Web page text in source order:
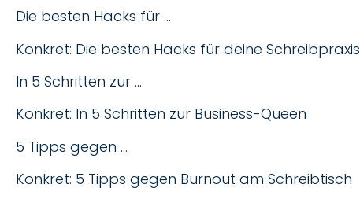
Die besten Hacks für …
Konkret: Die besten Hacks für deine Schreibpraxis
In 5 Schritten zur …
Konkret: In 5 Schritten zur Business-Queen
5 Tipps gegen …
Konkret: 5 Tipps gegen Burnout am Schreibtisch